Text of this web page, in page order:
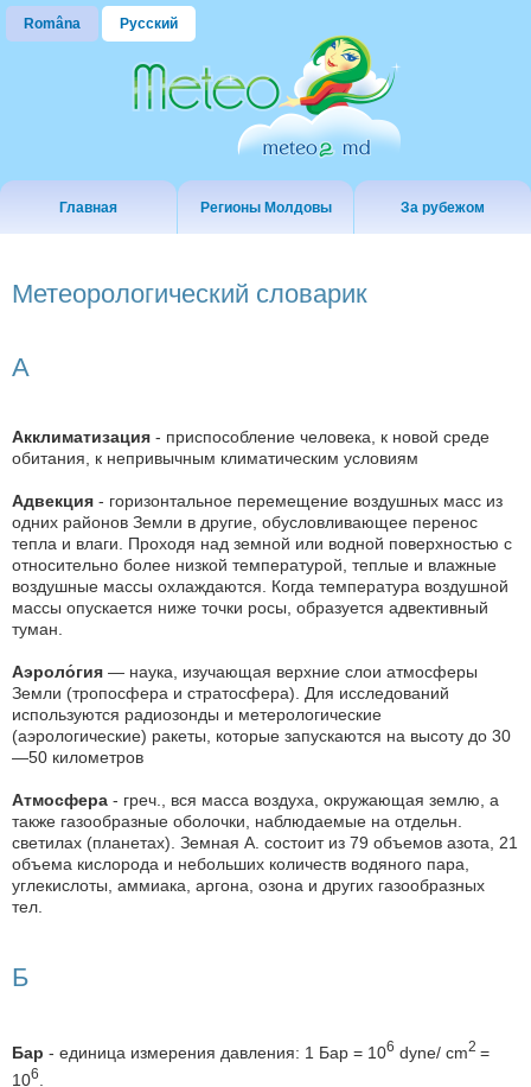
Româna Русский
Главная Регионы Молдовы За рубежом
Метеорологический словарик
А
Акклиматизация - приспособление человека, к новой среде
обитания, к непривычным климатическим условиям
Адвекция - горизонтальное перемещение воздушных масс из
одних районов Земли в другие, обусловливающее перенос
тепла и влаги. Проходя над земной или водной поверхностью с
относительно более низкой температурой, теплые и влажные
воздушные массы охлаждаются. Когда температура воздушной
массы опускается ниже точки росы, образуется адвективный
туман.
Аэроло́гия — наука, изучающая верхние слои атмосферы
Земли (тропосфера и стратосфера). Для исследований
используются радиозонды и метерологические
(аэрологические) ракеты, которые запускаются на высоту до 30
—50 километров
Атмосфера - греч., вся масса воздуха, окружающая землю, а
также газообразные оболочки, наблюдаемые на отдельн.
светилах (планетах). Земная А. состоит из 79 объемов азота, 21
объема кислорода и небольших количеств водяного пара,
углекислоты, аммиака, аргона, озона и других газообразных
тел.
Б
Бар - единица измерения давления: 1 Бар = 106 dyne/ cm2 =
106